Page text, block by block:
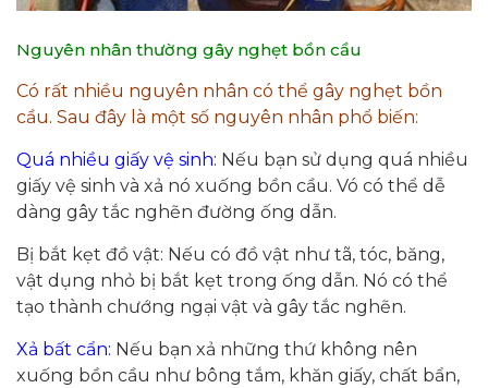
Nguyên nhân thường gây nghẹt bồn cầu
Có rất nhiều nguyên nhân có thể gây nghẹt bồn
cầu. Sau đây là một số nguyên nhân phổ biến:
Quá nhiều giấy vệ sinh: Nếu bạn sử dụng quá nhiều
giấy vệ sinh và xả nó xuống bồn cầu. Vó có thể dễ
dàng gây tắc nghẽn đường ống dẫn.
Bị bắt kẹt đồ vật: Nếu có đồ vật như tã, tóc, băng,
vật dụng nhỏ bị bắt kẹt trong ống dẫn. Nó có thể
tạo thành chướng ngại vật và gây tắc nghẽn.
Xả bất cẩn: Nếu bạn xả những thứ không nên
xuống bồn cầu như bông tắm, khăn giấy, chất bẩn,